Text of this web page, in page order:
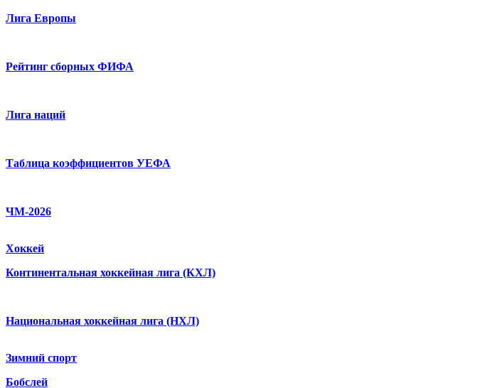
Лига Европы
Рейтинг сборных ФИФА
Лига наций
Таблица коэффициентов УЕФА
ЧМ-2026
Хоккей
Континентальная хоккейная лига (КХЛ)
Национальная хоккейная лига (НХЛ)
Зимний спорт
Бобслей